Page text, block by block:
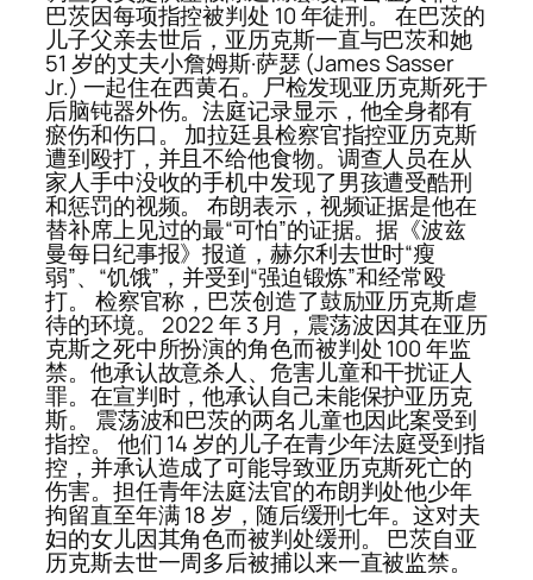
巴茨因每项指控被判处 10 年徒刑。 在巴茨的
儿子父亲去世后，亚历克斯一直与巴茨和她
51 岁的丈夫小詹姆斯·萨瑟 (James Sasser
Jr.) 一起住在西黄石。尸检发现亚历克斯死于
后脑钝器外伤。法庭记录显示，他全身都有
瘀伤和伤口。 加拉廷县检察官指控亚历克斯
遭到殴打，并且不给他食物。调查人员在从
家人手中没收的手机中发现了男孩遭受酷刑
和惩罚的视频。 布朗表示，视频证据是他在
替补席上见过的最“可怕”的证据。据《波兹
曼每日纪事报》报道，赫尔利去世时“瘦
弱”、“饥饿”，并受到“强迫锻炼”和经常殴
打。 检察官称，巴茨创造了鼓励亚历克斯虐
待的环境。 2022 年 3 月，震荡波因其在亚历
克斯之死中所扮演的角色而被判处 100 年监
禁。他承认故意杀人、危害儿童和干扰证人
罪。在宣判时，他承认自己未能保护亚历克
斯。 震荡波和巴茨的两名儿童也因此案受到
指控。 他们 14 岁的儿子在青少年法庭受到指
控，并承认造成了可能导致亚历克斯死亡的
伤害。担任青年法庭法官的布朗判处他少年
拘留直至年满 18 岁，随后缓刑七年。这对夫
妇的女儿因其角色而被判处缓刑。 巴茨自亚
历克斯去世一周多后被捕以来一直被监禁。